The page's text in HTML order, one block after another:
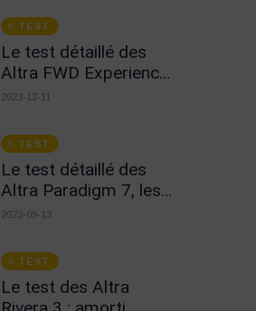
TEST
Le test détaillé des
Altra FWD Experience,
l'infidélité au Drop 0 !
2023-12-11
TEST
Le test détaillé des
Altra Paradigm 7, les
chaussures pour le
2023-09-13
TEST
Le test des Altra